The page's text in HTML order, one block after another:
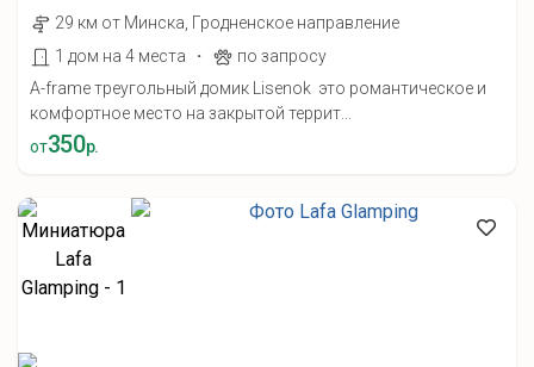
29 км от Минска, Гродненское направление
1 дом на 4 места
·
по запросу
A-frame треугольный домик Lisenok это романтическое и
комфортное место на закрытой террит...
от350р.